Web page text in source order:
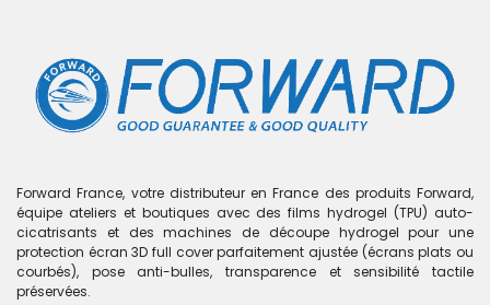
Boutique 0 articles trouvés.
Nous n'avons trouvé aucun
produit !
Aucun produit défini dans la catégorie Pixel 6 Pro.
Forward France, votre distributeur en France des produits Forward,
équipe ateliers et boutiques avec des films hydrogel (TPU) auto-
cicatrisants et des machines de découpe hydrogel pour une
protection écran 3D full cover parfaitement ajustée (écrans plats ou
courbés), pose anti-bulles, transparence et sensibilité tactile
préservées.